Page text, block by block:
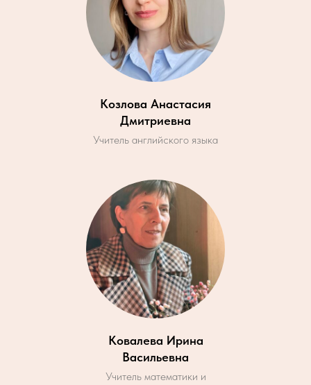
Козлова Анастасия
Дмитриевна
Учитель английского языка
Ковалева Ирина
Васильевна
Учитель математики и